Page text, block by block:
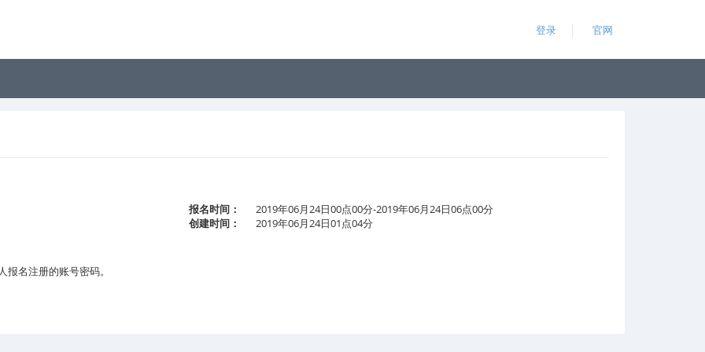
登录 官网
报名时间：
2019年06月24日00点00分-2019年06月24日06点00分
创建时间：
2019年06月24日01点04分
名注册的账号密码。